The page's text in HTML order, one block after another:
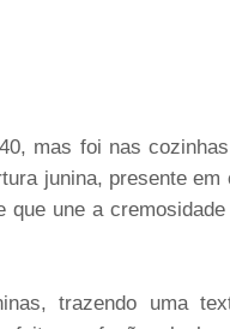
mas foi nas
junina, presente
une a
trazendo uma